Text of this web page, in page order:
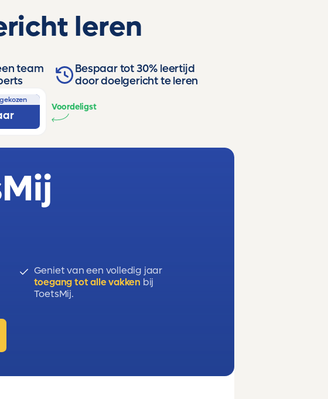
leren
team
Bespaar tot 30% leertijd
door doelgericht te leren
Voordeligst
Geniet van een volledig jaar
toegang tot alle vakken bij
ToetsMij.